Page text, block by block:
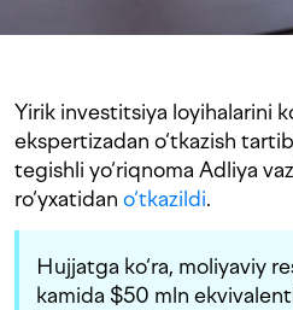
Yirik investitsiya loyihalarini
ekspertizadan o‘tkazish
tegishli yo‘riqnoma Adliya
ro‘yxatidan o‘tkazildi.
Hujjatga ko‘ra, moliyaviy
kamida $50 mln